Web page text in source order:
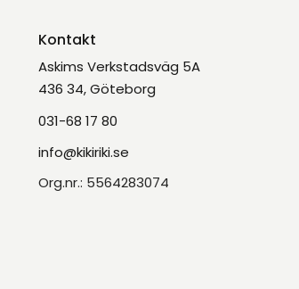
Kontakt
Askims Verkstadsväg 5A
436 34, Göteborg
031-68 17 80
info@kikiriki.se
Org.nr.: 5564283074